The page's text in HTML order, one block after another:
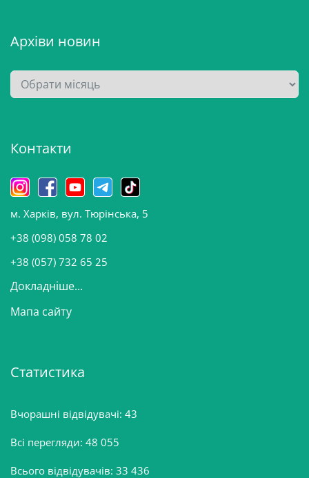
Архіви новин
А
р
в
н
о
в
и
Контакти
м. Харків, вул. Тюрінська, 5
+38 (098) 058 78 02
+38 (057) 732 65 25
Докладніше...
Мапа сайту
Статистика
Вчорашні відвідувачі: 43
Всі перегляди: 48 055
Всього відвідувачів: 33 436